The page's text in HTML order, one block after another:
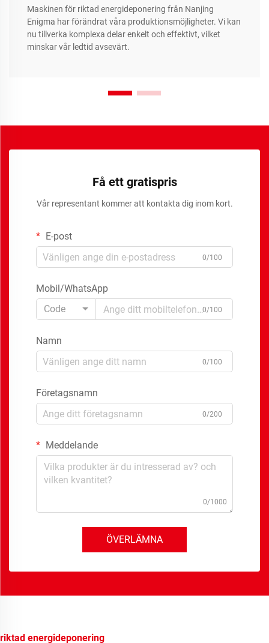
Maskinen för riktad energideponering från Nanjing
Enigma har förändrat våra produktionsmöjligheter. Vi kan
nu tillverka komplexa delar enkelt och effektivt, vilket
minskar vår ledtid avsevärt.
Få ett gratispris
Vår representant kommer att kontakta dig inom kort.
E-post
0/100
Mobil/WhatsApp
Code
0/100
Namn
0/100
Företagsnamn
0/200
Meddelande
0/1000
ÖVERLÄMNA
riktad energideponering